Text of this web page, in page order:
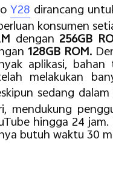
Y28 dirancang
konsumen
dengan 256GB
128GB ROM.
aplikasi,
melakukan
sedang
mendukung
hingga 24
butuh waktu 30